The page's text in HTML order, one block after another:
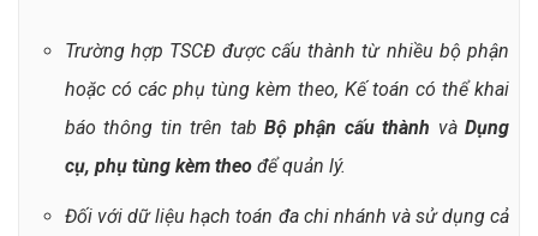
Trường hợp TSCĐ được cấu thành từ nhiều bộ phận
hoặc có các phụ tùng kèm theo, Kế toán có thể khai
báo thông tin trên tab Bộ phận cấu thành vàDụng
cụ, phụ tùng kèm theo để quản lý.
Đối với dữ liệu hạch toán đa chi nhánh và sử dụng cả